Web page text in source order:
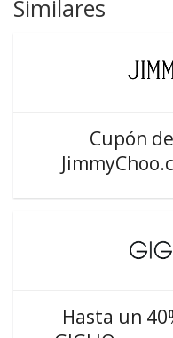
Similares
Cupón
Hasta un